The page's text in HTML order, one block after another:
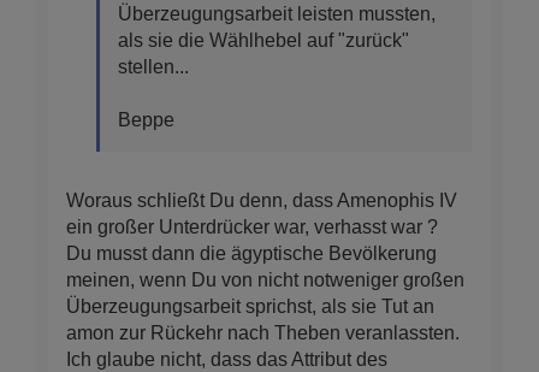
Überzeugungsarbeit leisten mussten,
als sie die Wählhebel auf "zurück"
stellen...
Beppe
Woraus schließt Du denn, dass Amenophis IV
ein großer Unterdrücker war, verhasst war ?
Du musst dann die ägyptische Bevölkerung
meinen, wenn Du von nicht notweniger großen
Überzeugungsarbeit sprichst, als sie Tut an
amon zur Rückehr nach Theben veranlassten.
Ich glaube nicht, dass das Attribut des